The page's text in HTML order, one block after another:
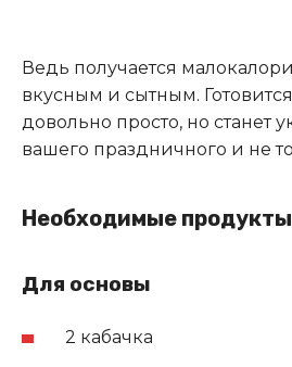
Ведь получается
вкусным и сытным.
довольно просто, но станет
вашего праздничного и не
Необходимые продукты
Для основы
2 кабачка